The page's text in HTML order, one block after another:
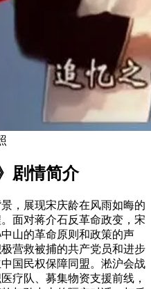
剧情简介
，展现宋庆龄在风雨如晦的
面对蒋介石反革命政变，宋
山的革命原则和政策的声
营救被捕的共产党员和进步
国民权保障同盟。淞沪会战
疗队、募集物资支援前线，